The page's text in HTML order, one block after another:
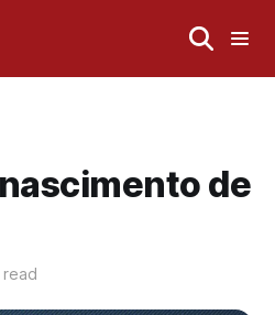
de
read